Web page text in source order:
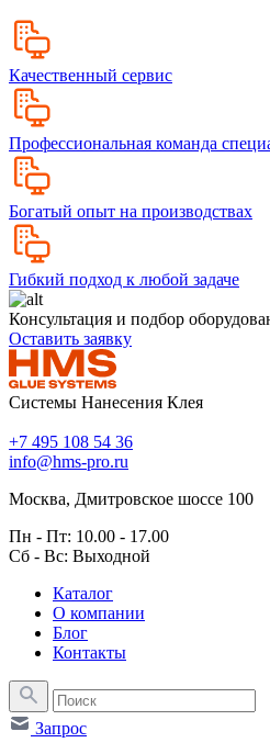
Качественный сервис
Профессиональная команда
Богатый опыт на производствах
Гибкий подход к любой задаче
Консультация и подбор
Оставить заявку
Системы Нанесения Клея
+7 495 108 54 36
info@hms-pro.ru
Москва, Дмитровское шоссе 100
Пн - Пт: 10.00 - 17.00
Сб - Вс: Выходной
Каталог
О компании
Блог
Контакты
Запрос